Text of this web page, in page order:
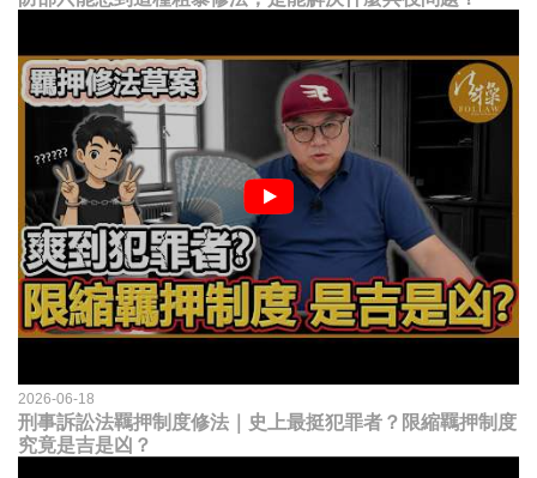
2026-06-18
刑事訴訟法羈押制度修法｜史上最挺犯罪者？限縮羈押制度
究竟是吉是凶？